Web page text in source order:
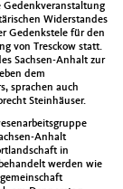
Gedenkveranstaltung
Widerstandes
Gedenkstele für den
von Tresckow statt.
Sachsen-Anhalt zur
dem
sprachen auch
Steinhäuser.
Anhalt
in
werden wie